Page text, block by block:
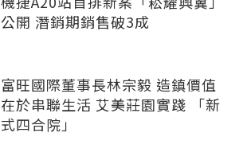
公開 潛銷期銷售破3成
富旺國際董事長林宗毅 造鎮價值
在於串聯生活 艾美莊園實踐 「新
式四合院」